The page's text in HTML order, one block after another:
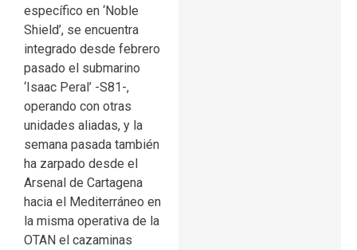
específico en ‘Noble
Shield’, se encuentra
integrado desde febrero
pasado el submarino
‘Isaac Peral’ -S81-,
operando con otras
unidades aliadas, y la
semana pasada también
ha zarpado desde el
Arsenal de Cartagena
hacia el Mediterráneo en
la misma operativa de la
OTAN el cazaminas